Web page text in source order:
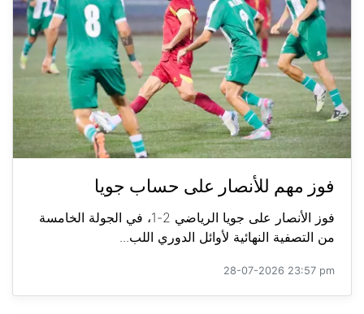
فوز مهم للأنصار على حساب جويا
فوز الأنصار على جويا الرياضي 2-1، في الجولة الخامسة
من التصفية النهائية لأوائل الدوري اللب...
28-07-2026 23:57 pm